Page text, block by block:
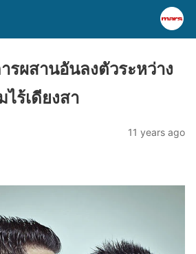
ารผสานอันลงตัวระหว่าง
ร้เดียงสา
11 years ago